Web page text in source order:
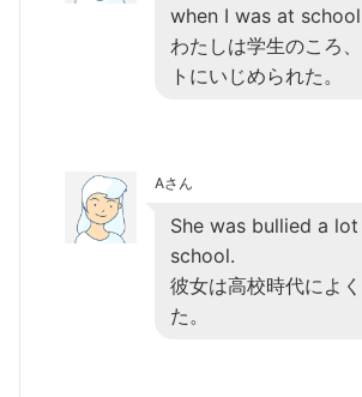
when I was at
わたしは学生のころ
トにいじめられた。
Aさん
She was bullied a
school.
彼女は高校時代によ
た。